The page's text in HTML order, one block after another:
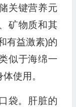
关键营养元
矿物质和其
有益激素)的
似于海绵一
使用。
袋。肝脏的